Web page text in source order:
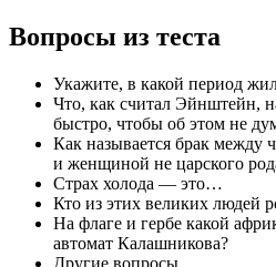
Вопросы из теста
Укажите, в какой период
Что, как считал Эйнштейн,
быстро, чтобы об этом не
Как называется брак между
и женщиной не царского
Страх холода — это…
Кто из этих великих людей
На флаге и гербе какой
автомат Калашникова?
Другие вопросы.